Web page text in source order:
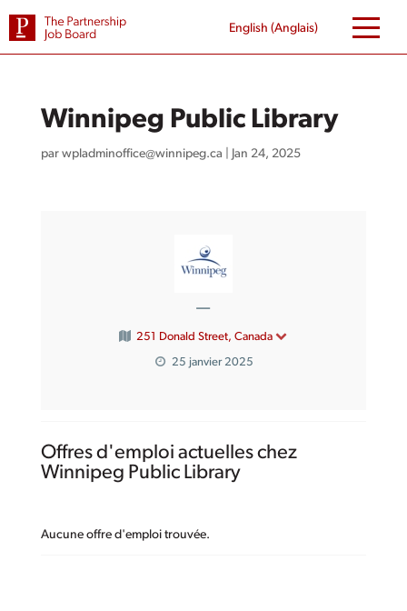
content
English (Anglais)
Winnipeg Public Library
par wpladminoffice@winnipeg.ca Jan 24, 2025
—
251 Donald Street, Canada
25 janvier 2025
Offres d'emploi actuelles chez
Winnipeg Public Library
Aucune offre d'emploi trouvée.